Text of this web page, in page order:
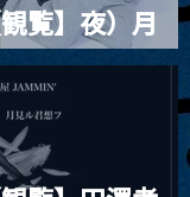
覧】夜）月
Sugar Shock